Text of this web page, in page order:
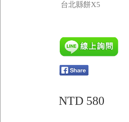
台北縣餅X5
NTD 580